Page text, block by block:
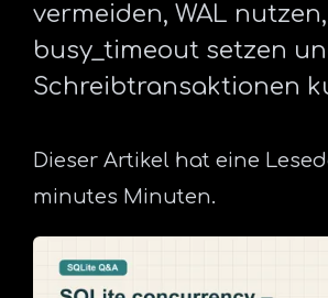
vermeiden, WAL nutzen,
busy_timeout setzen
Schreibtransaktionen
Dieser Artikel hat eine
minutes Minuten.